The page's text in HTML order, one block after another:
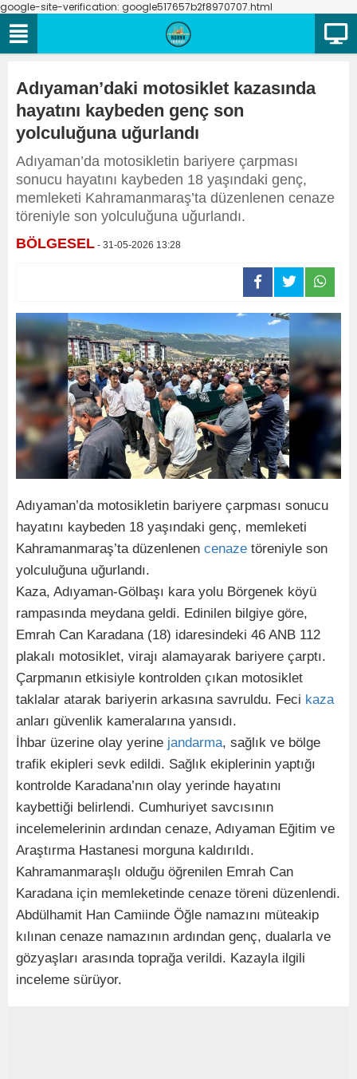
google-site-verification: google517657b2f8970707.html
Adıyaman’daki motosiklet kazasında
hayatını kaybeden genç son
yolculuğuna uğurlandı
Adıyaman’da motosikletin bariyere çarpması
sonucu hayatını kaybeden 18 yaşındaki genç,
memleketi Kahramanmaraş’ta düzenlenen cenaze
töreniyle son yolculuğuna uğurlandı.
BÖLGESEL - 31-05-2026 13:28
Adıyaman’da motosikletin bariyere çarpması sonucu
hayatını kaybeden 18 yaşındaki genç, memleketi
Kahramanmaraş’ta düzenlenen cenaze töreniyle son
yolculuğuna uğurlandı.
Kaza, Adıyaman-Gölbaşı kara yolu Börgenek köyü
rampasında meydana geldi. Edinilen bilgiye göre,
Emrah Can Karadana (18) idaresindeki 46 ANB 112
plakalı motosiklet, virajı alamayarak bariyere çarptı.
Çarpmanın etkisiyle kontrolden çıkan motosiklet
taklalar atarak bariyerin arkasına savruldu. Feci kaza
anları güvenlik kameralarına yansıdı.
İhbar üzerine olay yerine jandarma, sağlık ve bölge
trafik ekipleri sevk edildi. Sağlık ekiplerinin yaptığı
kontrolde Karadana’nın olay yerinde hayatını
kaybettiği belirlendi. Cumhuriyet savcısının
incelemelerinin ardından cenaze, Adıyaman Eğitim ve
Araştırma Hastanesi morguna kaldırıldı.
Kahramanmaraşlı olduğu öğrenilen Emrah Can
Karadana için memleketinde cenaze töreni düzenlendi.
Abdülhamit Han Camiinde Öğle namazını müteakip
kılınan cenaze namazının ardından genç, dualarla ve
gözyaşları arasında toprağa verildi. Kazayla ilgili
inceleme sürüyor.